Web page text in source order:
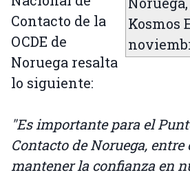
Kosmos
Contacto de la
OCDE de
Noruega resalta
lo siguiente:
"Es importante para el
Contacto de Noruega, entre
mantener la confianza en